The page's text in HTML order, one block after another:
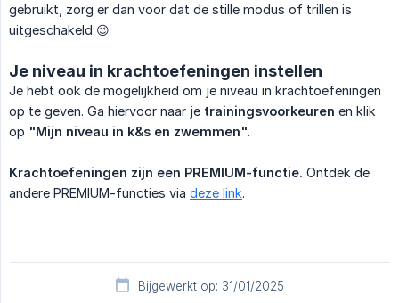
gebruikt, zorg er dan voor dat de stille modus of trillen is
uitgeschakeld 😉
Je niveau in krachtoefeningen instellen
Je hebt ook de mogelijkheid om je niveau in krachtoefeningen
op te geven. Ga hiervoor naar je trainingsvoorkeuren en klik
op "Mijn niveau in k&s en zwemmen".
Krachtoefeningen zijn een PREMIUM-functie. Ontdek de
andere PREMIUM-functies via deze link.
Bijgewerkt op: 31/01/2025